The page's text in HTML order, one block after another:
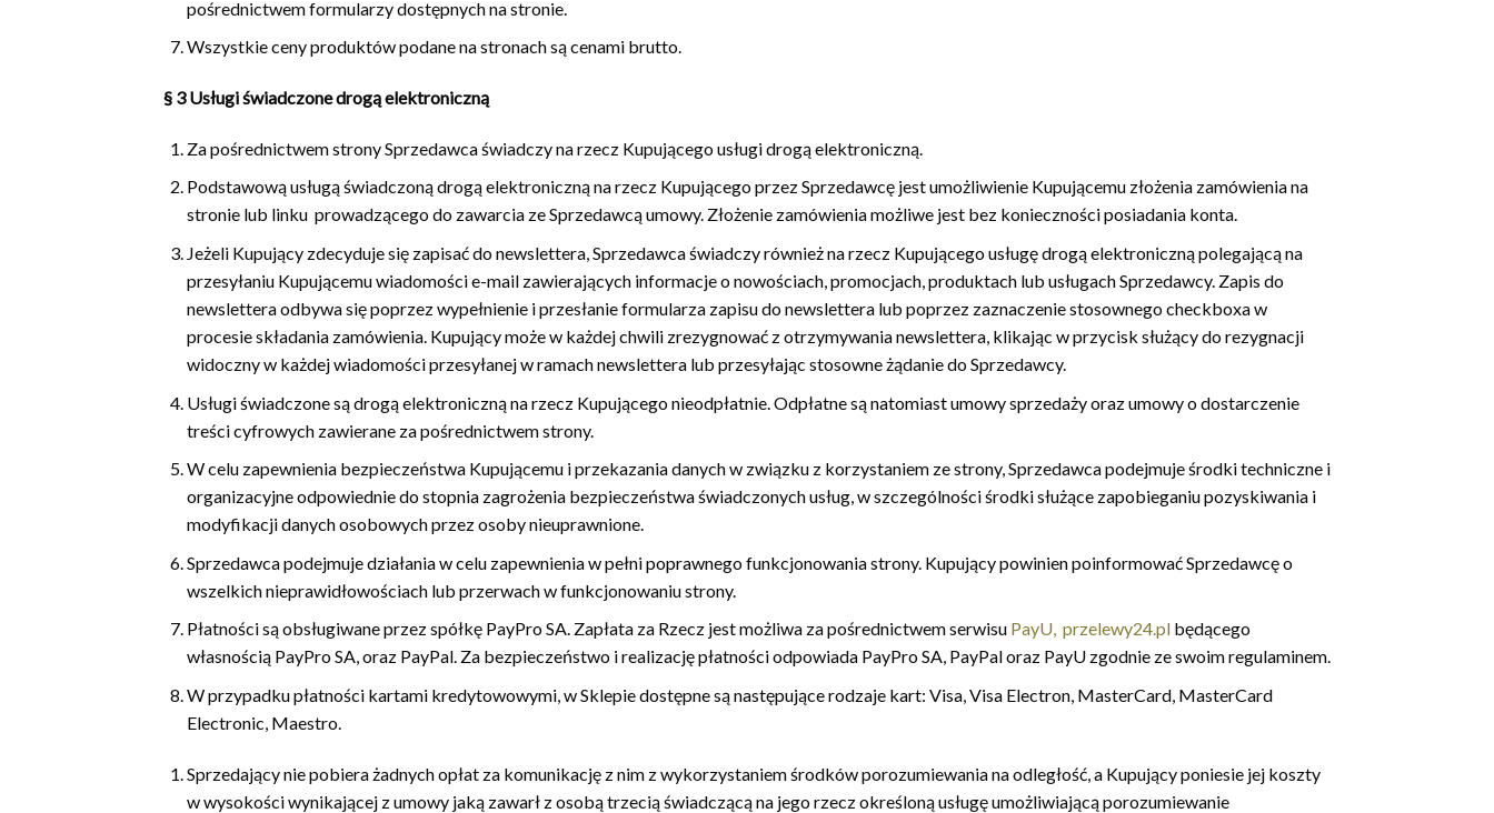
pośrednictwem formularzy dostępnych na stronie.
Wszystkie ceny produktów podane na stronach są cenami brutto.
§ 3 Usługi świadczone drogą elektroniczną
Za pośrednictwem strony Sprzedawca świadczy na rzecz Kupującego usługi drogą elektroniczną.
Podstawową usługą świadczoną drogą elektroniczną na rzecz Kupującego przez Sprzedawcę jest umożliwienie Kupującemu złożenia zamówienia na
stronie lub linku prowadzącego do zawarcia ze Sprzedawcą umowy. Złożenie zamówienia możliwe jest bez konieczności posiadania konta.
Jeżeli Kupujący zdecyduje się zapisać do newslettera, Sprzedawca świadczy również na rzecz Kupującego usługę drogą elektroniczną polegającą na
przesyłaniu Kupującemu wiadomości e-mail zawierających informacje o nowościach, promocjach, produktach lub usługach Sprzedawcy. Zapis do
newslettera odbywa się poprzez wypełnienie i przesłanie formularza zapisu do newslettera lub poprzez zaznaczenie stosownego checkboxa w
procesie składania zamówienia. Kupujący może w każdej chwili zrezygnować z otrzymywania newslettera, klikając w przycisk służący do rezygnacji
widoczny w każdej wiadomości przesyłanej w ramach newslettera lub przesyłając stosowne żądanie do Sprzedawcy.
Usługi świadczone są drogą elektroniczną na rzecz Kupującego nieodpłatnie. Odpłatne są natomiast umowy sprzedaży oraz umowy o dostarczenie
treści cyfrowych zawierane za pośrednictwem strony.
W celu zapewnienia bezpieczeństwa Kupującemu i przekazania danych w związku z korzystaniem ze strony, Sprzedawca podejmuje środki techniczne i
organizacyjne odpowiednie do stopnia zagrożenia bezpieczeństwa świadczonych usług, w szczególności środki służące zapobieganiu pozyskiwania i
modyfikacji danych osobowych przez osoby nieuprawnione.
Sprzedawca podejmuje działania w celu zapewnienia w pełni poprawnego funkcjonowania strony. Kupujący powinien poinformować Sprzedawcę o
wszelkich nieprawidłowościach lub przerwach w funkcjonowaniu strony.
Płatności są obsługiwane przez spółkę PayPro SA. Zapłata za Rzecz jest możliwa za pośrednictwem serwisu PayU, przelewy24.plbędącego
własnością PayPro SA, oraz PayPal. Za bezpieczeństwo i realizację płatności odpowiada PayPro SA, PayPal oraz PayU zgodnie ze swoim regulaminem.
W przypadku płatności kartami kredytowowymi, w Sklepie dostępne są następujące rodzaje kart: Visa, Visa Electron, MasterCard, MasterCard
Electronic, Maestro.
Sprzedający nie pobiera żadnych opłat za komunikację z nim z wykorzystaniem środków porozumiewania na odległość, a Kupujący poniesie jej koszty
w wysokości wynikającej z umowy jaką zawarł z osobą trzecią świadczącą na jego rzecz określoną usługę umożliwiającą porozumiewanie